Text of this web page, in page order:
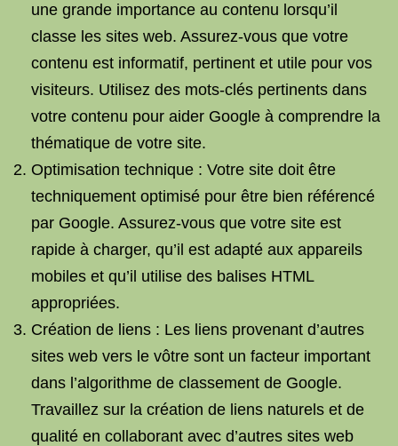
une grande importance au contenu lorsqu’il
classe les sites web. Assurez-vous que votre
contenu est informatif, pertinent et utile pour vos
visiteurs. Utilisez des mots-clés pertinents dans
votre contenu pour aider Google à comprendre la
thématique de votre site.
Optimisation technique : Votre site doit être
techniquement optimisé pour être bien référencé
par Google. Assurez-vous que votre site est
rapide à charger, qu’il est adapté aux appareils
mobiles et qu’il utilise des balises HTML
appropriées.
Création de liens : Les liens provenant d’autres
sites web vers le vôtre sont un facteur important
dans l’algorithme de classement de Google.
Travaillez sur la création de liens naturels et de
qualité en collaborant avec d’autres sites web